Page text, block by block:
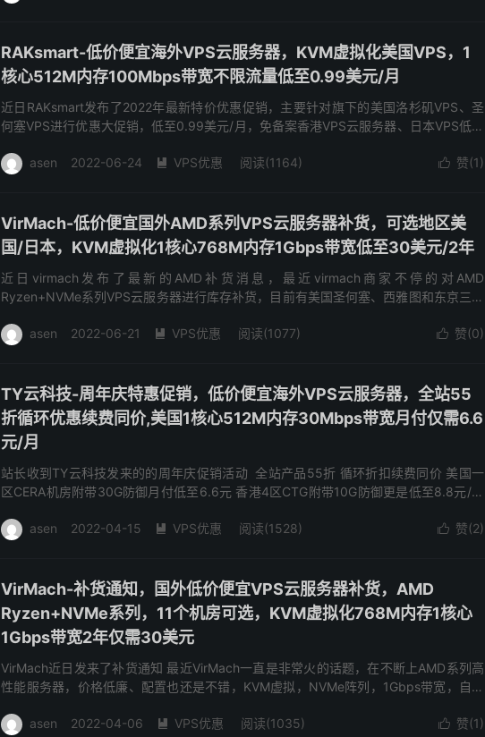
RAKsmart-低价便宜海外VPS云服务器，KVM虚拟化美国VPS，1
核心512M内存100Mbps带宽不限流量低至0.99美元/月
近日RAKsmart发布了2022年最新特价优惠促销，主要针对旗下的美国洛杉矶VPS、圣
何塞VPS进行优惠大促销，低至0.99美元/月，免备案香港VPS云服务器、日本VPS低至
 赞(1)
asen 2022-06-24  VPS优惠 阅读(1164)
VirMach-低价便宜国外AMD系列VPS云服务器补货，可选地区美
国/日本，KVM虚拟化1核心768M内存1Gbps带宽低至30美元/2年
近日virmach发布了最新的AMD补货消息，最近virmach商家不停的对AMD
Ryzen+NVMe系列VPS云服务器进行库存补货，目前有美国圣何塞、西雅图和东京三个
 赞(0)
asen 2022-06-21  VPS优惠 阅读(1077)
TY云科技-周年庆特惠促销，低价便宜海外VPS云服务器，全站55
折循环优惠续费同价,美国1核心512M内存30Mbps带宽月付仅需6.6
元/月
站长收到TY云科技发来的的周年庆促销活动 全站产品55折 循环折扣续费同价 美国一
区CERA机房附带30G防御月付低至6.6元 香港4区CTG附带10G防御更是低至8.8元/月
 赞(2)
asen 2022-04-15  VPS优惠 阅读(1528)
VirMach-补货通知，国外低价便宜VPS云服务器补货，AMD
Ryzen+NVMe系列，11个机房可选，KVM虚拟化768M内存1核心
1Gbps带宽2年仅需30美元
VirMach近日发来了补货通知 最近VirMach一直是非常火的话题，在不断上AMD系列高
性能服务器，价格低廉、配置也还是不错，KVM虚拟，NVMe阵列，1Gbps带宽，自带
 赞(1)
asen 2022-04-06  VPS优惠 阅读(1035)